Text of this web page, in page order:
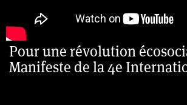
Pour une révolution
Manifeste de la 4e